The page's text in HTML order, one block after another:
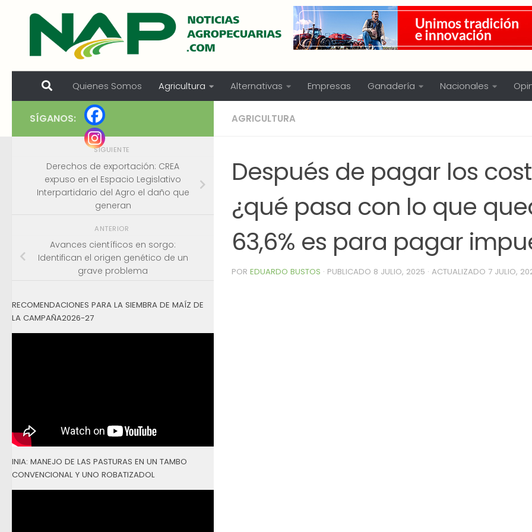
Skip to content
Quienes Somos Agricultura Alternativas Empresas Ganadería Nacionales
AGRICULTURA
Después de pagar los
¿qué pasa con lo que
63,6% es para pagar
POR EDUARDO BUSTOS · PUBLICADO 8 JULIO, 2025 · ACTUALIZADO 7 JULIO,
SÍGANOS:
SIGUIENTE
Derechos de exportación: CREA
expuso en el Espacio Legislativo
Interpartidario del Agro el daño que
generan
ANTERIOR
Avances científicos en sorgo:
Identifican el origen genético de un
grave problema
RECOMENDACIONES PARA LA SIEMBRA DE MAÍZ DE
LA CAMPAÑA2026-27
INIA: MANEJO DE LAS PASTURAS EN UN TAMBO
CONVENCIONAL Y UNO ROBATIZADOL